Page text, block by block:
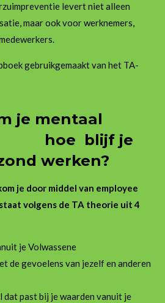
levert niet alleen
maar ook voor werknemers,
gebruikgemaakt van het TA-
je mentaal
hoe blijf je
werken?
je door middel van employee
volgens de TA theorie uit 4
je Volwassene
de gevoelens van jezelf en anderen
dat past bij je waarden vanuit je